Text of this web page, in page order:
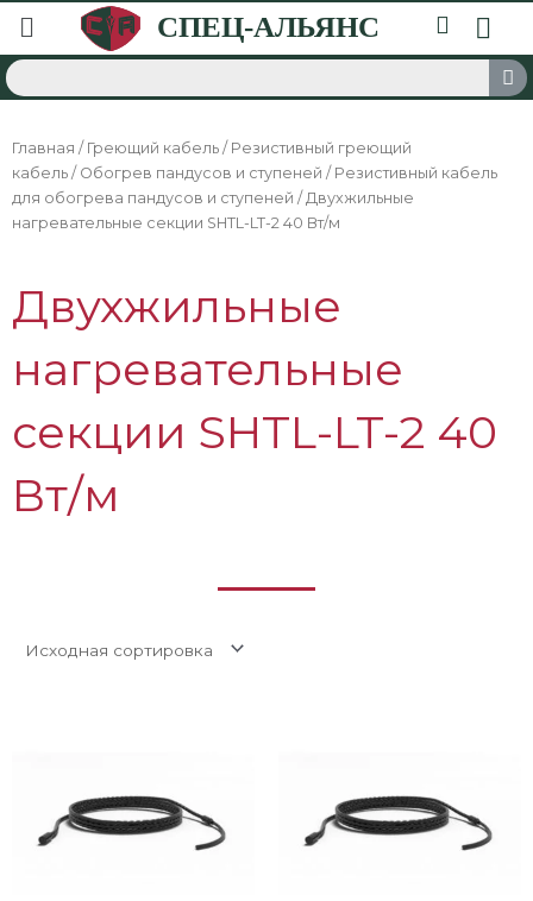
Главная / Греющий кабель / Резистивный греющий
кабель / Обогрев пандусов и ступеней / Резистивный кабель
для обогрева пандусов и ступеней / Двухжильные
нагревательные секции SHTL-LT-2 40 Вт/м
Двухжильные
нагревательные
секции SHTL-LT-2 40
Вт/м